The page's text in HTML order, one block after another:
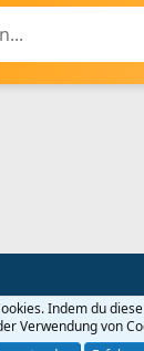
und
Indem du
Verwendung von